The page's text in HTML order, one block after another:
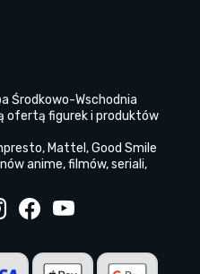
Środkowo-Wschodnia
ofertą figurek i produktów
Mattel, Good Smile
anime, filmów, seriali,